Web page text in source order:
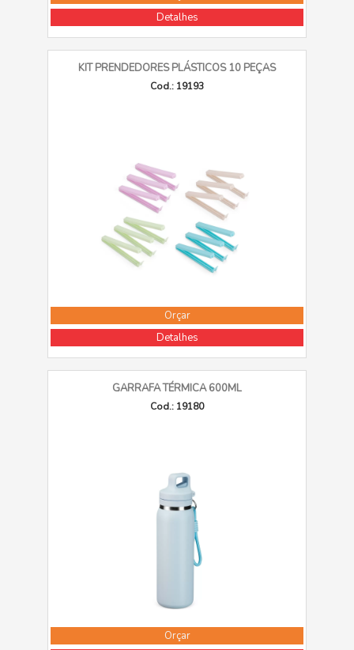
Detalhes
KIT PRENDEDORES PLÁSTICOS 10 PEÇAS
Cod.: 19193
Orçar
Detalhes
GARRAFA TÉRMICA 600ML
Cod.: 19180
Orçar